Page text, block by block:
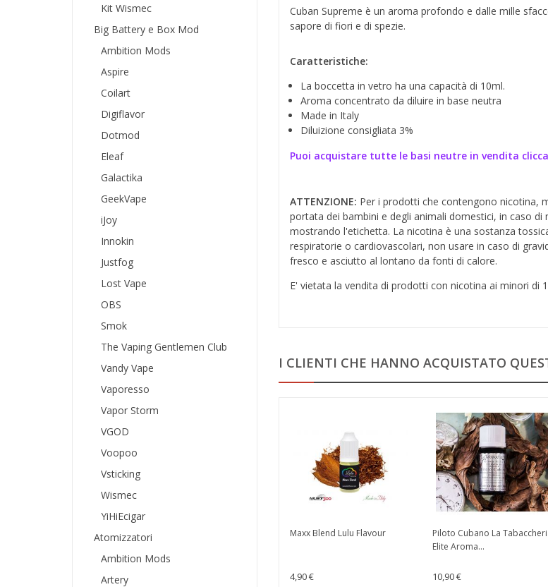
Kit Wismec
Big Battery e Box Mod
Ambition Mods
Aspire
Coilart
Digiflavor
Dotmod
Eleaf
Galactika
GeekVape
iJoy
Innokin
Justfog
Lost Vape
OBS
Smok
The Vaping Gentlemen Club
Vandy Vape
Vaporesso
Vapor Storm
VGOD
Voopoo
Vsticking
Wismec
YiHiEcigar
Atomizzatori
Ambition Mods
Artery
Cuban Supreme è un aroma profondo e dalle mille
sapore di fiori e di spezie.
Caratteristiche:
La boccetta in vetro ha una capacità di 10ml.
Aroma concentrato da diluire in base neutra
Made in Italy
Diluizione consigliata 3%
Puoi acquistare tutte le basi neutre in vendita
ATTENZIONE: Per i prodotti che contengono nicotina,
portata dei bambini e degli animali domestici, in caso
mostrando l'etichetta. La nicotina è una sostanza
respiratorie o cardiovascolari, non usare in caso di
fresco e asciutto al lontano da fonti di calore.
E' vietata la vendita di prodotti con nicotina ai minori di
I CLIENTI CHE HANNO ACQUISTATO
Maxx Blend Lulu Flavour
4,90 €
Piloto Cubano La
Elite Aroma...
10,90 €